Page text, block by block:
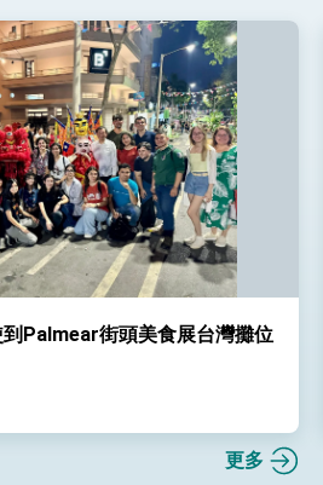
Palmear街頭美食展台灣攤位
更多